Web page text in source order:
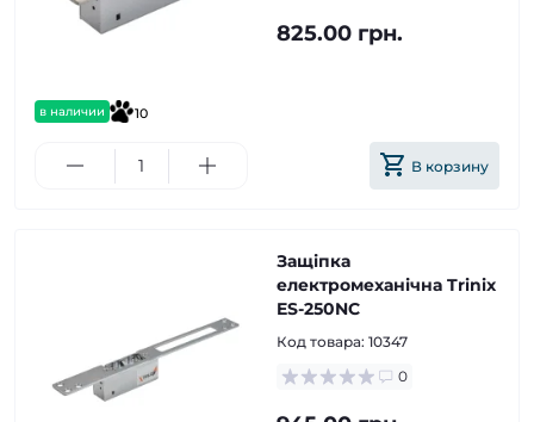
в наличии 10
825.00 грн.
В корзину
Защіпка
електромеханічна Trinix
ES-250NC
Код товара: 10347
0